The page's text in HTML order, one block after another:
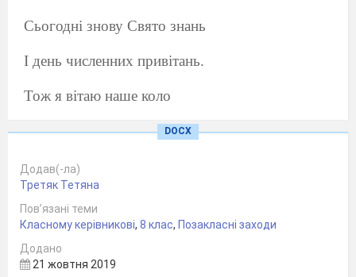
Сьогодні знову Свято знань
І день численних привітань.
Тож я вітаю наше коло
І першим буде добре слово.
Добрий день і добрий час!
Добрих дум для вас і нас!
Добро душі у світ несіть
І звісно з себе ви почніть.
DOCX
Додав(-ла)
Третяк Тетяна
Пов’язані теми
Класному керівникові, 8 клас, Позакласні заходи
Додано
21 жовтня 2019